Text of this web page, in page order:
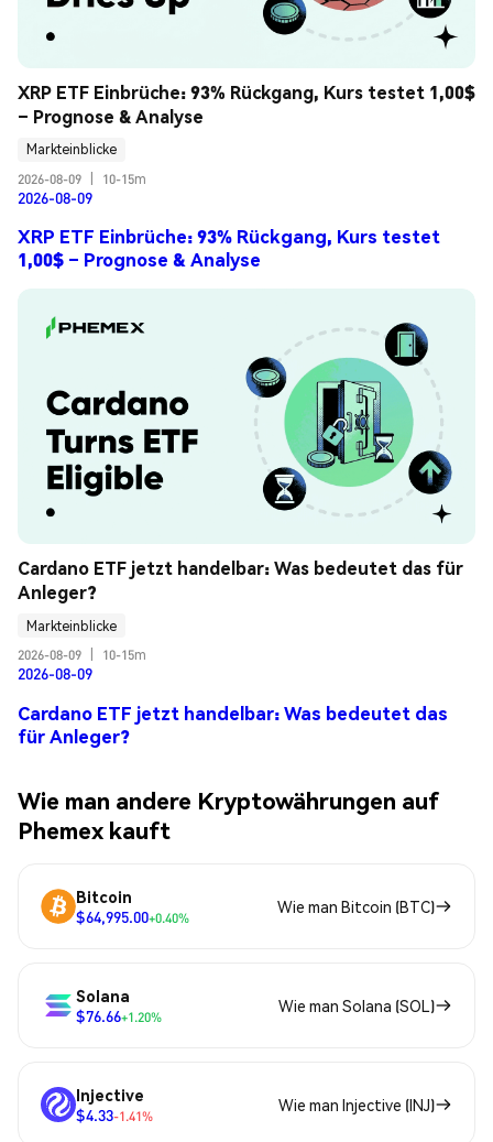
XRP ETF Einbrüche: 93% Rückgang, Kurs testet 1,00$
– Prognose & Analyse
Markteinblicke
2026-08-09
10-15m
2026-08-09
XRP ETF Einbrüche: 93% Rückgang, Kurs testet
1,00$ – Prognose & Analyse
Cardano ETF jetzt handelbar: Was bedeutet das für
Anleger?
Markteinblicke
2026-08-09
10-15m
2026-08-09
Cardano ETF jetzt handelbar: Was bedeutet das
für Anleger?
Wie man andere Kryptowährungen auf
Phemex kauft
Bitcoin
$64,995.00+0.40%
Wie man Bitcoin (BTC)
Solana
$76.66+1.20%
Wie man Solana (SOL)
Injective
$4.33-1.41%
Wie man Injective (INJ)